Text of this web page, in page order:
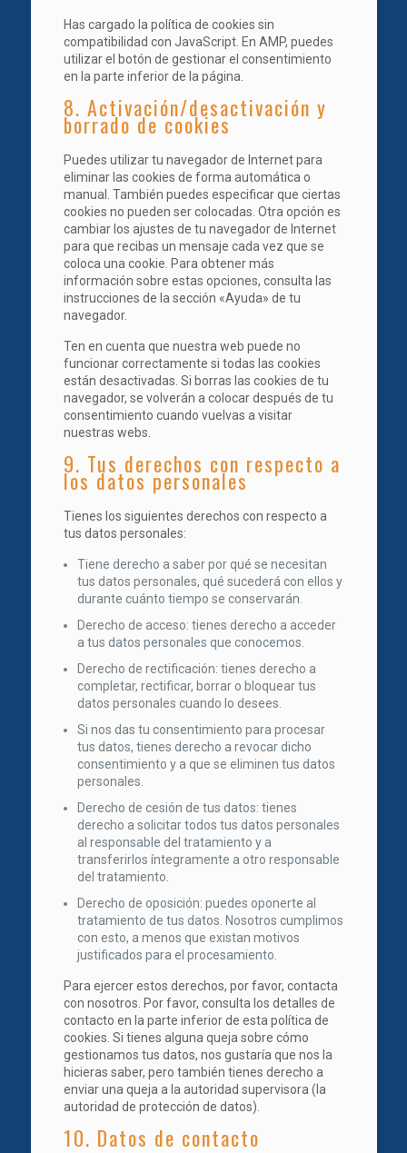
Has cargado la política de cookies sin
compatibilidad con JavaScript. En AMP, puedes
utilizar el botón de gestionar el consentimiento
en la parte inferior de la página.
8. Activación/desactivación y
borrado de cookies
Puedes utilizar tu navegador de Internet para
eliminar las cookies de forma automática o
manual. También puedes especificar que ciertas
cookies no pueden ser colocadas. Otra opción es
cambiar los ajustes de tu navegador de Internet
para que recibas un mensaje cada vez que se
coloca una cookie. Para obtener más
información sobre estas opciones, consulta las
instrucciones de la sección «Ayuda» de tu
navegador.
Ten en cuenta que nuestra web puede no
funcionar correctamente si todas las cookies
están desactivadas. Si borras las cookies de tu
navegador, se volverán a colocar después de tu
consentimiento cuando vuelvas a visitar
nuestras webs.
9. Tus derechos con respecto a
los datos personales
Tienes los siguientes derechos con respecto a
tus datos personales:
Tiene derecho a saber por qué se necesitan
tus datos personales, qué sucederá con ellos y
durante cuánto tiempo se conservarán.
Derecho de acceso: tienes derecho a acceder
a tus datos personales que conocemos.
Derecho de rectificación: tienes derecho a
completar, rectificar, borrar o bloquear tus
datos personales cuando lo desees.
Si nos das tu consentimiento para procesar
tus datos, tienes derecho a revocar dicho
consentimiento y a que se eliminen tus datos
personales.
Derecho de cesión de tus datos: tienes
derecho a solicitar todos tus datos personales
al responsable del tratamiento y a
transferirlos íntegramente a otro responsable
del tratamiento.
Derecho de oposición: puedes oponerte al
tratamiento de tus datos. Nosotros cumplimos
con esto, a menos que existan motivos
justificados para el procesamiento.
Para ejercer estos derechos, por favor, contacta
con nosotros. Por favor, consulta los detalles de
contacto en la parte inferior de esta política de
cookies. Si tienes alguna queja sobre cómo
gestionamos tus datos, nos gustaría que nos la
hicieras saber, pero también tienes derecho a
enviar una queja a la autoridad supervisora (la
autoridad de protección de datos).
10. Datos de contacto